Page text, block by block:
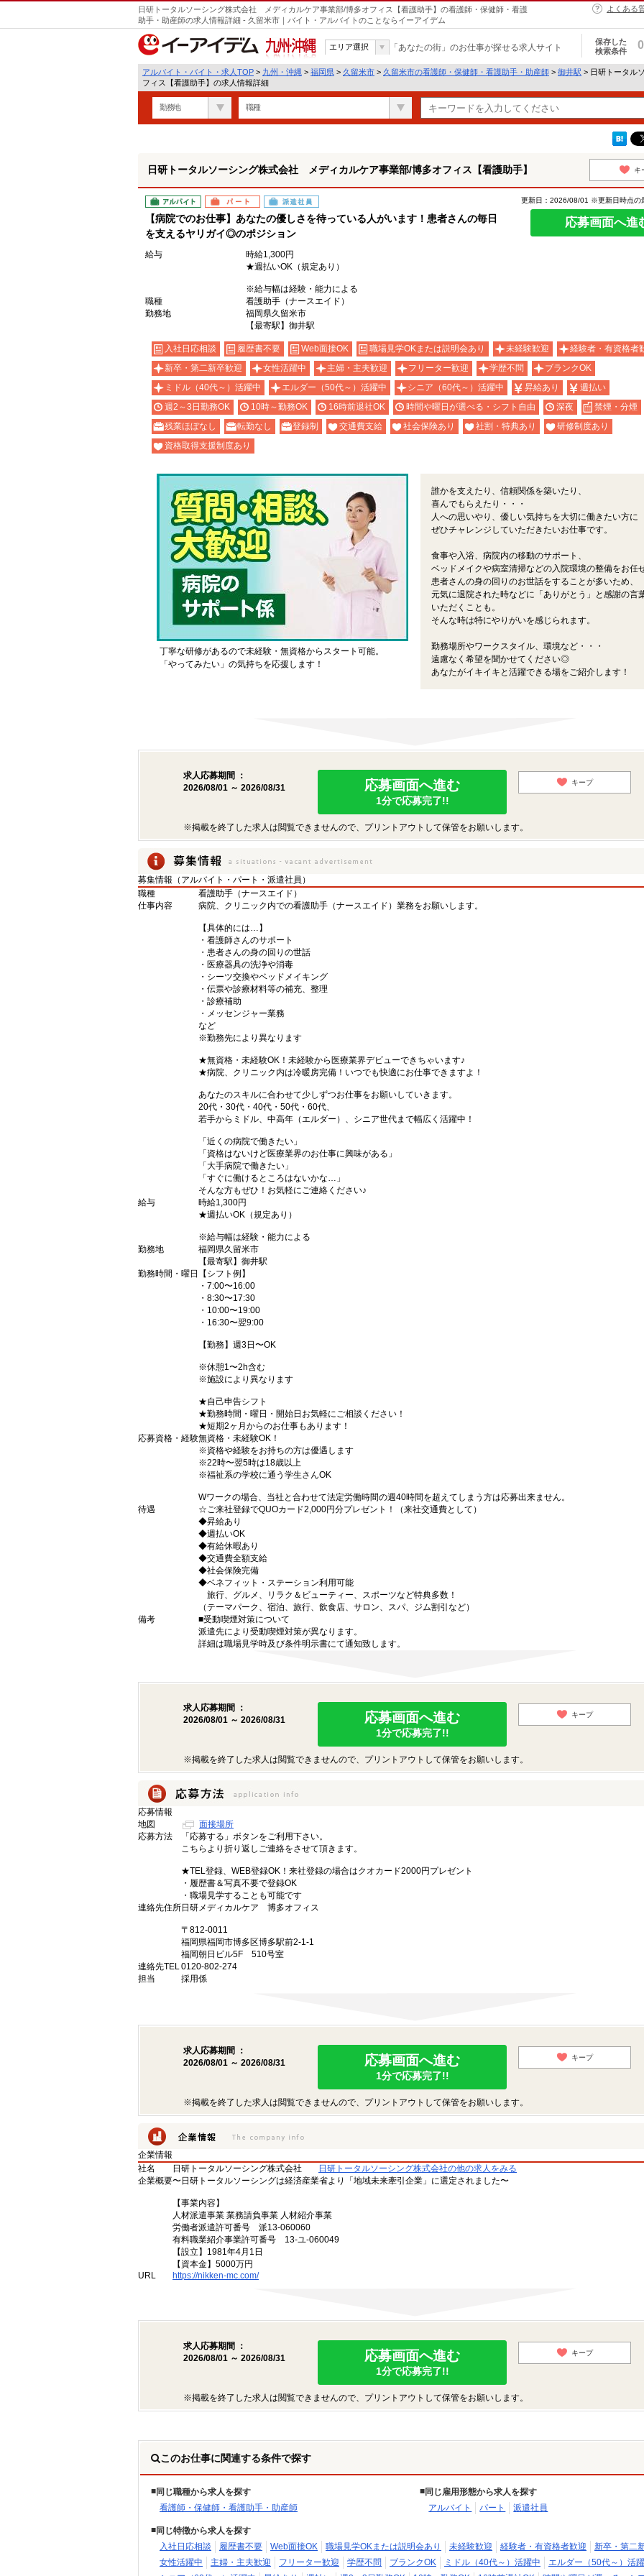
日研トータルソーシング株式会社 メディカルケア事業部/博多オフィス【看護助手】の看護師・保健師・看護
助手・助産師の求人情報詳細 - 久留米市｜バイト・アルバイトのことならイーアイデム
よくある
九州・沖縄
エリア選択 「あなたの街」のお仕事が探せる求人サイト
保存した
検索条件
0
アルバイト・バイト・求人TOP > 九州・沖縄 > 福岡県 > 久留米市 > 久留米市の看護師・保健師・看護助手・助産師 > 御井駅 > 日研トータル
フィス【看護助手】の求人情報詳細
勤務地 職種
日研トータルソーシング株式会社 メディカルケア事業部/博多オフィス【看護助手】 キ
アルバイト パート 派遣社員
【病院でのお仕事】あなたの優しさを待っている人がいます！患者さんの毎日
を支えるヤリガイ◎のポジション
更新日：2026/08/01 ※更新日時点の
応募画面へ進
給与
時給1,300円
★週払いOK（規定あり）
※給与幅は経験・能力による
職種
看護助手（ナースエイド）
勤務地
福岡県久留米市
【最寄駅】御井駅
入社日応相談 履歴書不要 Web面接OK 職場見学OKまたは説明会あり 未経験歓迎
経験者・有資格者
新卒・第二新卒歓迎
女性活躍中 主婦・主夫歓迎 フリーター歓迎 学歴不問
ブランクOK
ミドル（40代～）活躍中
エルダー（50代～）活躍中 シニア（60代～）活躍中 昇給あり
週払い
週2～3日勤務OK
10時～勤務OK 16時前退社OK 時間や曜日が選べる・シフト自由 深夜
禁煙・分煙
残業ほぼなし
転勤なし 登録制 交通費支給 社会保険あり 社割・特典あり
研修制度あり
資格取得支援制度あり
丁寧な研修があるので未経験・無資格からスタート可能。
「やってみたい」の気持ちを応援します！
誰かを支えたり、信頼関係を築いたり、
喜んでもらえたり・・・
人への思いやり、優しい気持ちを大切に働きたい方に
ぜひチャレンジしていただきたいお仕事です。
食事や入浴、病院内の移動のサポート、
ベッドメイクや病室清掃などの入院環境の整備をお任せ
患者さんの身の回りのお世話をすることが多いため、
元気に退院された時などに「ありがとう」と感謝の言
いただくことも。
そんな時は特にやりがいを感じられます。
勤務場所やワークスタイル、環境など・・・
遠慮なく希望を聞かせてください◎
あなたがイキイキと活躍できる場をご紹介します！
求人応募期間 ：
2026/08/01 ～ 2026/08/31
応募画面へ進む
1分で応募完了!!
キープ
※掲載を終了した求人は閲覧できませんので、プリントアウトして保管をお願いします。
募集情報（アルバイト・パート・派遣社員）
職種
看護助手（ナースエイド）
仕事内容
病院、クリニック内での看護助手（ナースエイド）業務をお願いします。
【具体的には…】
・看護師さんのサポート
・患者さんの身の回りの世話
・医療器具の洗浄や消毒
・シーツ交換やベッドメイキング
・伝票や診療材料等の補充、整理
・診療補助
・メッセンジャー業務
など
※勤務先により異なります
★無資格・未経験OK！未経験から医療業界デビューできちゃいます♪
★病院、クリニック内は冷暖房完備！いつでも快適にお仕事できますよ！
あなたのスキルに合わせて少しずつお仕事をお願いしていきます。
20代・30代・40代・50代・60代、
若手からミドル、中高年（エルダー）、シニア世代まで幅広く活躍中！
「近くの病院で働きたい」
「資格はないけど医療業界のお仕事に興味がある」
「大手病院で働きたい」
「すぐに働けるところはないかな…」
そんな方もぜひ！お気軽にご連絡ください♪
給与
時給1,300円
★週払いOK（規定あり）
※給与幅は経験・能力による
勤務地
福岡県久留米市
【最寄駅】御井駅
勤務時間・曜日
【シフト例】
・7:00〜16:00
・8:30〜17:30
・10:00〜19:00
・16:30〜翌9:00
【勤務】週3日〜OK
※休憩1〜2h含む
※施設により異なります
★自己申告シフト
★勤務時間・曜日・開始日お気軽にご相談ください！
★短期2ヶ月からのお仕事もあります！
応募資格・経験無資格・未経験OK！
※資格や経験をお持ちの方は優遇します
※22時〜翌5時は18歳以上
※福祉系の学校に通う学生さんOK
Wワークの場合、当社と合わせて法定労働時間の週40時間を超えてしまう方は応募出来ません。
待遇
☆ご来社登録でQUOカード2,000円分プレゼント！（来社交通費として）
◆昇給あり
◆週払いOK
◆有給休暇あり
◆交通費全額支給
◆社会保険完備
◆ベネフィット・ステーション利用可能
旅行、グルメ、リラク＆ビューティー、スポーツなど特典多数！
（テーマパーク、宿泊、旅行、飲食店、サロン、スパ、ジム割引など）
備考
■受動喫煙対策について
派遣先により受動喫煙対策が異なります。
詳細は職場見学時及び条件明示書にて通知致します。
求人応募期間 ：
2026/08/01 ～ 2026/08/31
応募画面へ進む
1分で応募完了!!
キープ
※掲載を終了した求人は閲覧できませんので、プリントアウトして保管をお願いします。
応募情報
地図
面接場所
応募方法
「応募する」ボタンをご利用下さい。
こちらより折り返しご連絡をさせて頂きます。
★TEL登録、WEB登録OK！来社登録の場合はクオカード2000円プレゼント
・履歴書＆写真不要で登録OK
・職場見学することも可能です
連絡先住所日研メディカルケア 博多オフィス
〒812-0011
福岡県福岡市博多区博多駅前2-1-1
福岡朝日ビル5F 510号室
連絡先TEL0120-802-274
担当
採用係
求人応募期間 ：
2026/08/01 ～ 2026/08/31
応募画面へ進む
1分で応募完了!!
キープ
※掲載を終了した求人は閲覧できませんので、プリントアウトして保管をお願いします。
企業情報
社名
日研トータルソーシング株式会社
日研トータルソーシング株式会社の他の求人をみる
企業概要〜日研トータルソーシングは経済産業省より「地域未来牽引企業」に選定されました〜
【事業内容】
人材派遣事業 業務請負事業 人材紹介事業
労働者派遣許可番号 派13-060060
有料職業紹介事業許可番号 13-ユ-060049
【設立】1981年4月1日
【資本金】5000万円
URL
https://nikken-mc.com/
求人応募期間 ：
2026/08/01 ～ 2026/08/31
応募画面へ進む
1分で応募完了!!
キープ
※掲載を終了した求人は閲覧できませんので、プリントアウトして保管をお願いします。
このお仕事に関連する条件で探す
同じ職種から求人を探す
看護師・保健師・看護助手・助産師
同じ雇用形態から求人を探す
アルバイト
パート 派遣社員
同じ特徴から求人を探す
入社日応相談
履歴書不要 Web面接OK 職場見学OKまたは説明会あり 未経験歓迎 経験者・有資格者歓迎
新卒・第二
女性活躍中
主婦・主夫歓迎 フリーター歓迎 学歴不問 ブランクOK ミドル（40代～）活躍中
エルダー（50代～）活